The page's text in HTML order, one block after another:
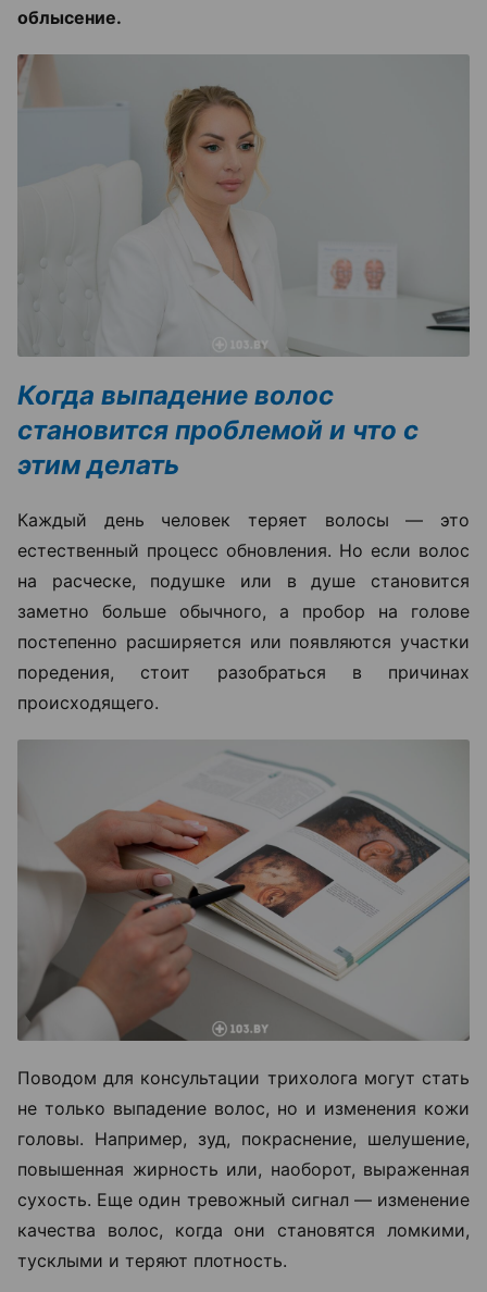
облысение.
Когда выпадение волос
становится проблемой и что с
этим делать
Каждый день человек теряет волосы — это
естественный процесс обновления. Но если волос
на расческе, подушке или в душе становится
заметно больше обычного, а пробор на голове
постепенно расширяется или появляются участки
поредения, стоит разобраться в причинах
происходящего.
Поводом для консультации трихолога могут стать
не только выпадение волос, но и изменения кожи
головы. Например, зуд, покраснение, шелушение,
повышенная жирность или, наоборот, выраженная
сухость. Еще один тревожный сигнал — изменение
качества волос, когда они становятся ломкими,
тусклыми и теряют плотность.